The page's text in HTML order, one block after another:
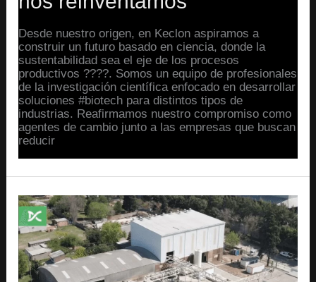
Desde nuestro origen, en Keclon aspiramos a
construir un futuro basado en ciencia, donde la
sustentabilidad sea el eje de los procesos
productivos ????. Somos un equipo de profesionales
de la investigación científica enfocado en desarrollar
soluciones #biotech para distintos tipos de
industrias. Reafirmamos nuestro compromiso como
agentes de cambio junto a las empresas que buscan
reducir
Charla
con Pablo
Vairoletti